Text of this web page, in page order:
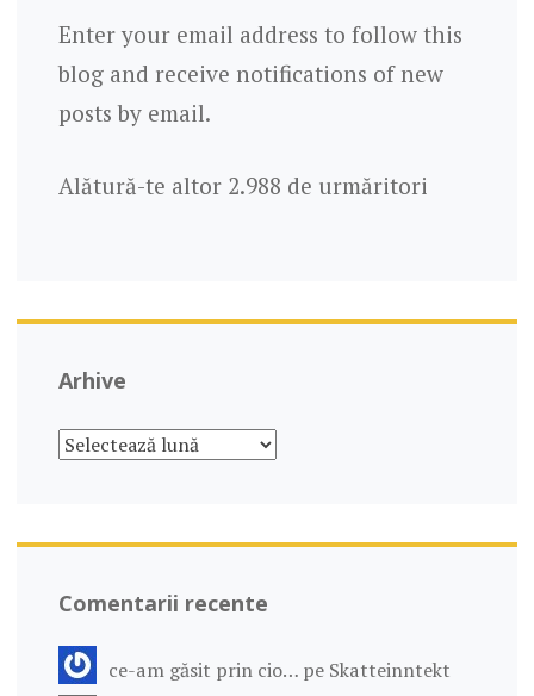
P
Ă
Enter your email address to follow this
blog and receive notifications of new
posts by email.
Alătură-te altor 2.988 de urmăritori
Arhive
A
R
V
Comentarii recente
ce-am găsit prin cio…pe Skatteinntekt